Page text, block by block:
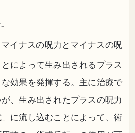
マイナスの呪力とマイナスの呪
によって生み出されるプラス
効果を発揮する。主に治療で
、生み出されたプラスの呪力
に流し込むことによって、術